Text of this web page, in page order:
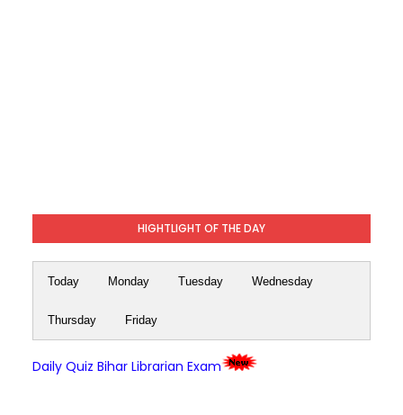
HIGHTLIGHT OF THE DAY
Today Monday Tuesday Wednesday
Thursday Friday
Daily Quiz Bihar Librarian Exam